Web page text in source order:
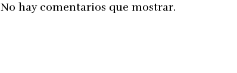
No hay comentarios que mostrar.